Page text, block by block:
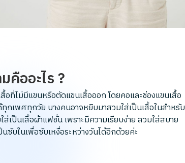
คืออะไร ?
ที่ไม่มีแขนหรือตัดแขนเสื้อออก โดยคอและช่องแขนเสื้อ
กเพศทุกวัย บางคนอาจหยิบมาสวมใส่เป็นเสื้อในสำหรับ
ป็นเสื้อผ้าแฟชั่น เพราะมีความเรียบง่าย สวมใส่สบาย
ซับในเพื่อซับเหงื่อระหว่างวันได้อีกด้วยค่ะ